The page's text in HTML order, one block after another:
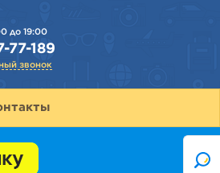
до 19:00
77-189
звонок